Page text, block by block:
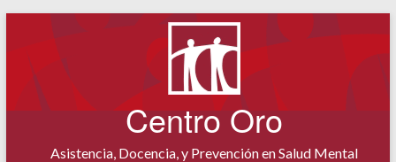
Centro Oro
Asistencia, Docencia, y Prevención en Salud Mental